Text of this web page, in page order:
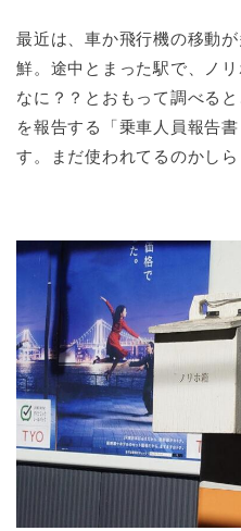
最近は、車か飛行機の移動
鮮。途中とまった駅で、ノ
なに？？とおもって調べる
を報告する「乗車人員報告
す。まだ使われてるのかしら